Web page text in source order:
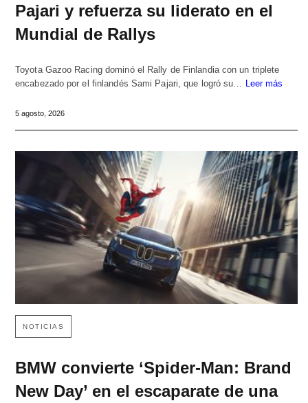
Pajari y refuerza su liderato en el
Mundial de Rallys
Toyota Gazoo Racing dominó el Rally de Finlandia con un triplete
encabezado por el finlandés Sami Pajari, que logró su…
Leer más
5 agosto, 2026
NOTICIAS
BMW convierte ‘Spider-Man: Brand
New Day’ en el escaparate de una